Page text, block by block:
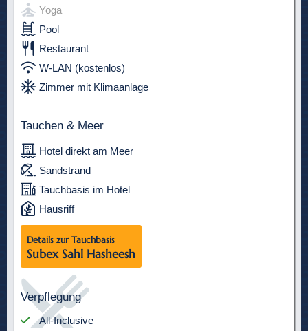
Yoga
Pool
Restaurant
W-LAN (kostenlos)
Zimmer mit Klimaanlage
Tauchen & Meer
Hotel direkt am Meer
Sandstrand
Tauchbasis im Hotel
Hausriff
Details zur Tauchbasis
Subex Sahl Hasheesh
Verpflegung
All-Inclusive